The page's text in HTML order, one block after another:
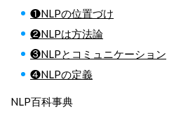
❶NLPの位置づけ
❷NLPは方法論
❸NLPとコミュニケーション
❹NLPの定義
NLP百科事典